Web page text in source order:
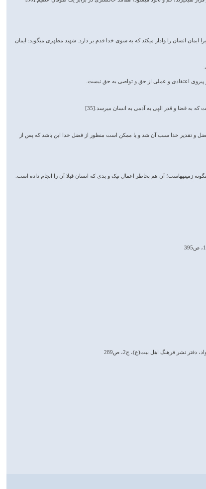
قرآن ایمان و عمل صالح با هم آمده است؛ زیرا ایمان انسان را وادار می­کند که به سوی خدا قدم بر دارد. شهید مطهری می­گوید: ایمان
اعتقادی و عملی از حق و تواصی به حق نیست.
به قضا و قدر الهی به آدمی به انسان می­رسد.[35]
اسرائیل و توبه آنان[36] فضل خدا شمرده شده است این است که فضل و تقدیر خدا سبب آن شد و یا ممکن است منظور از فضل خدا این باشد که پس از
زمینه­هاست؛ آن هم بخاطر اعمال نیک و بدی که انسان قبلا آن را انجام داده است.